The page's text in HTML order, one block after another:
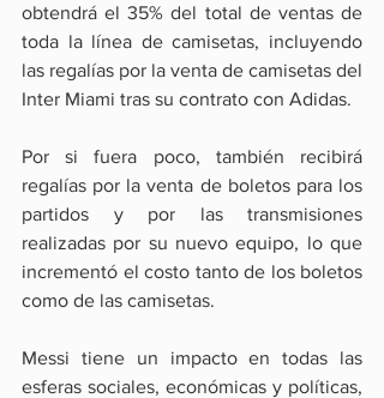
obtendrá el 35% del total de ventas de
toda la línea de camisetas, incluyendo
las regalías por la venta de camisetas del
Inter Miami tras su contrato con Adidas.
Por si fuera poco, también recibirá
regalías por la venta de boletos para los
partidos y por las transmisiones
realizadas por su nuevo equipo, lo que
incrementó el costo tanto de los boletos
como de las camisetas.
Messi tiene un impacto en todas las
esferas sociales, económicas y políticas,